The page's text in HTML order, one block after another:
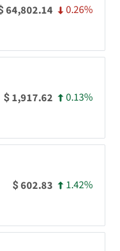
64,802.14 0.26%
$ 1,917.62 0.13%
$602.83 1.42%